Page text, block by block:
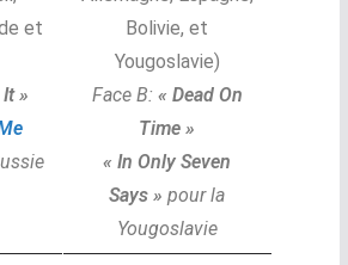
et
»
Bolivie, et
Yougoslavie)
Face B: « Dead On
Time »
« In Only Seven
Says » pour la
Yougoslavie